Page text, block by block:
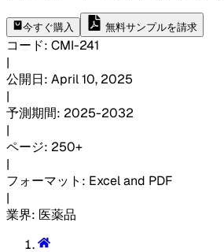
今すぐ購入 無料サンプルを請求
コード: CMI-241
|
公開日: April 10, 2025
|
予測期間: 2025-2032
|
ページ: 250+
|
フォーマット : Excel and PDF
|
業界: 医薬品